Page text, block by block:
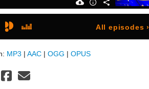
All episodes ›
MP3 | AAC | OGG | OPUS